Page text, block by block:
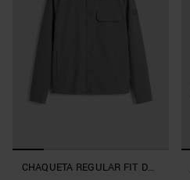
CHAQUETA REGULAR FIT DE